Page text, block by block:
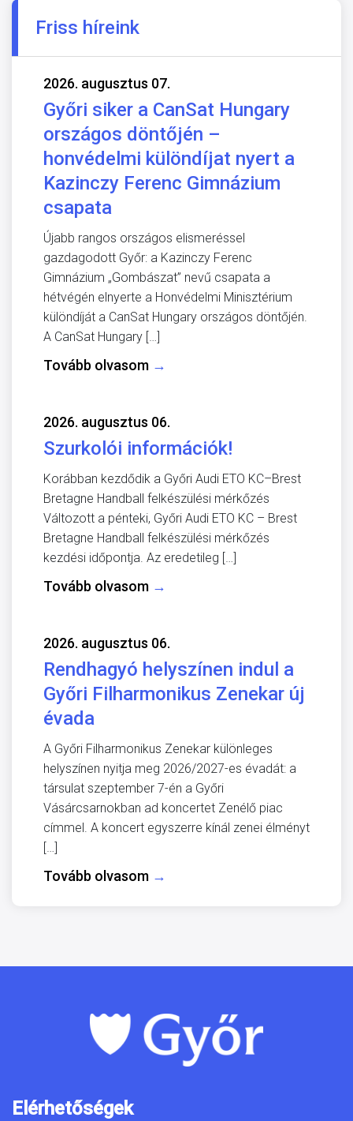
Friss híreink
2026. augusztus 07.
Győri siker a CanSat Hungary
országos döntőjén –
honvédelmi különdíjat nyert a
Kazinczy Ferenc Gimnázium
csapata
Újabb rangos országos elismeréssel
gazdagodott Győr: a Kazinczy Ferenc
Gimnázium „Gombászat” nevű csapata a
hétvégén elnyerte a Honvédelmi Minisztérium
különdíját a CanSat Hungary országos döntőjén.
A CanSat Hungary […]
Tovább olvasom →
2026. augusztus 06.
Szurkolói információk!
Korábban kezdődik a Győri Audi ETO KC–Brest
Bretagne Handball felkészülési mérkőzés
Változott a pénteki, Győri Audi ETO KC – Brest
Bretagne Handball felkészülési mérkőzés
kezdési időpontja. Az eredetileg […]
Tovább olvasom →
2026. augusztus 06.
Rendhagyó helyszínen indul a
Győri Filharmonikus Zenekar új
évada
A Győri Filharmonikus Zenekar különleges
helyszínen nyitja meg 2026/2027-es évadát: a
társulat szeptember 7-én a Győri
Vásárcsarnokban ad koncertet Zenélő piac
címmel. A koncert egyszerre kínál zenei élményt
[…]
Tovább olvasom →
Elérhetőségek